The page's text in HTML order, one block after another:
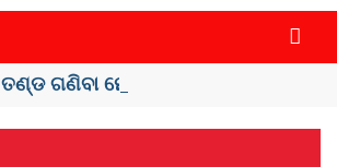
ତଣ୍ଡ ଗଣିବା ମେଟା, ଦେବ ୫ ହଜାର କୋଟିର